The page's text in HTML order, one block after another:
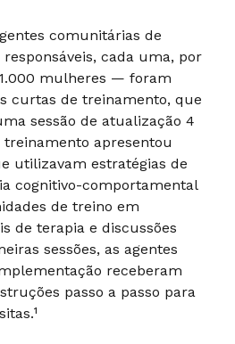
comunitárias de
cada uma, por
mulheres — foram
curtas de treinamento, que
sessão de atualização 4
treinamento apresentou
utilizavam estratégias de
cognitivo-comportamental
de treino em
de terapia e discussões
sessões, as agentes
receberam
passo a passo para